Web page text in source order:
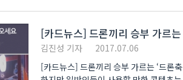
[카드뉴스] 드론끼리 승부 가르는
김진성 기자
2017.07.06
[카드뉴스] 드론끼리 승부 가르는 ‘드론